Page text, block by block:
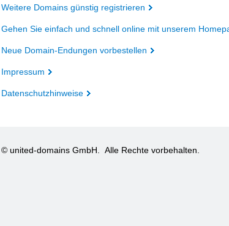
Weitere Domains günstig registrieren
Gehen Sie einfach und schnell online mit unserem
Neue Domain-Endungen vorbestellen
Impressum
Datenschutzhinweise
© united-domains GmbH. Alle Rechte vorbehalten.